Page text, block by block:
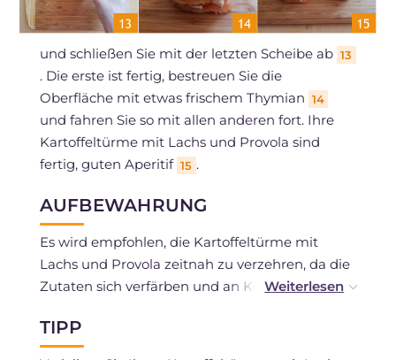
und schließen Sie mit der letzten Scheibe ab 13
. Die erste ist fertig, bestreuen Sie die
Oberfläche mit etwas frischem Thymian 14
und fahren Sie so mit allen anderen fort. Ihre
Kartoffeltürme mit Lachs und Provola sind
fertig, guten Aperitif 15 .
AUFBEWAHRUNG
Es wird empfohlen, die Kartoffeltürme mit
Lachs und Provola zeitnah zu verzehren, da die
Zutaten sich verfärben und an Konsistenz
Das Einfrieren wird nicht empfohlen.
TIPP